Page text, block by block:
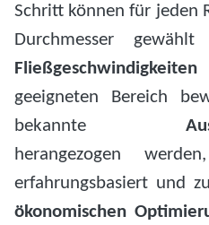
Schritt können für jeden
Durchmesser
Fließgeschwindigkeiten
geeigneten Bereich
bekannte
herangezogen
erfahrungsbasiert und
ökonomischen